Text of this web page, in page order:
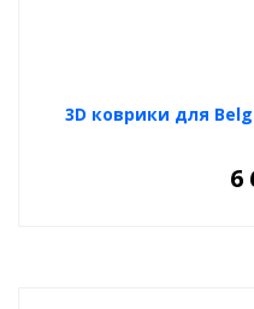
3D коврики для
6